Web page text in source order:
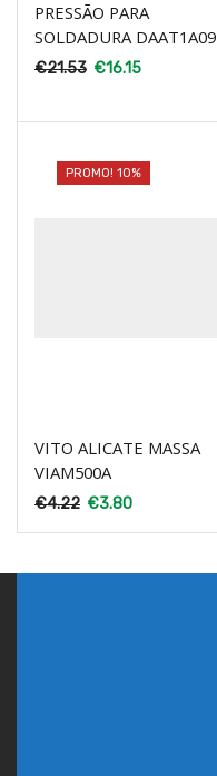
PRESSÃO PARA
SOLDADURA DAAT1A09
€21.53 €16.15
PROMO! 10%
VITO ALICATE MASSA
VIAM500A
€4.22 €3.80